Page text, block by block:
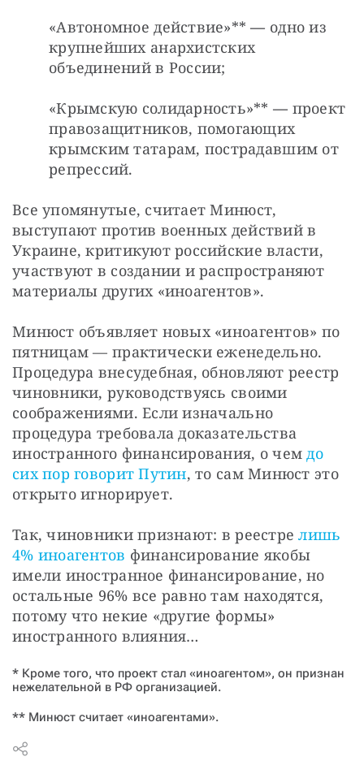
«Автономное действие»** — одно из
крупнейших анархистских
объединений в России;
«Крымскую солидарность»** — проект
правозащитников, помогающих
крымским татарам, пострадавшим от
репрессий.
Все упомянутые, считает Минюст,
выступают против военных действий в
Украине, критикуют российские власти,
участвуют в создании и распространяют
материалы других «иноагентов».
Минюст объявляет новых «иноагентов» по
пятницам — практически еженедельно.
Процедура внесудебная, обновляют реестр
чиновники, руководствуясь своими
соображениями. Если изначально
процедура требовала доказательства
иностранного финансирования, о чем до
сих пор говорит Путин, то сам Минюст это
открыто игнорирует.
Так, чиновники признают: в реестре лишь
4% иноагентов финансирование якобы
имели иностранное финансирование, но
остальные 96% все равно там находятся,
потому что некие «другие формы»
иностранного влияния…
* Кроме того, что проект стал «иноагентом», он признан
нежелательной в РФ организацией.
** Минюст считает «иноагентами».